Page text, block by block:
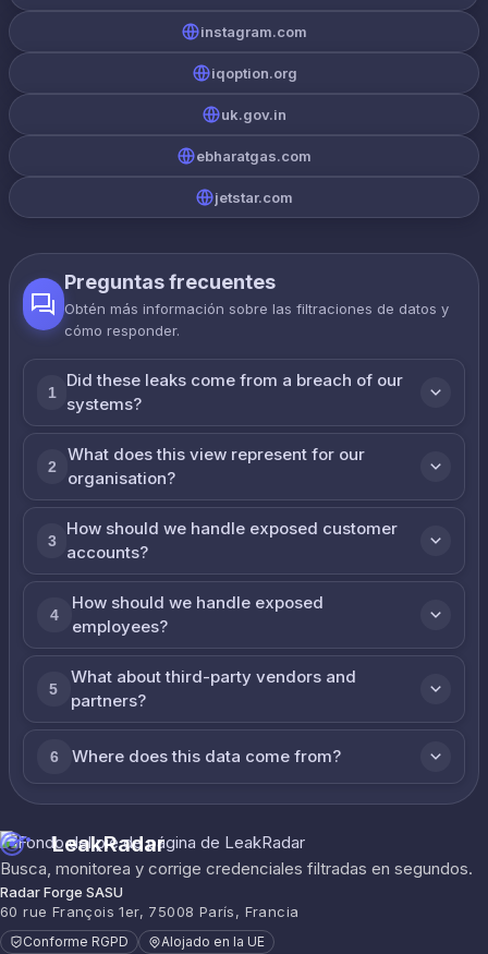
instagram.com
iqoption.org
uk.gov.in
ebharatgas.com
jetstar.com
Preguntas frecuentes
Obtén más información sobre las filtraciones de datos y
cómo responder.
1
Did these leaks come from a breach of our
systems?
2
What does this view represent for our
organisation?
3
How should we handle exposed customer
accounts?
4
How should we handle exposed
employees?
5
What about third-party vendors and
partners?
6 Where does this data come from?
LeakRadar
Busca, monitorea y corrige credenciales filtradas en segundos.
Radar Forge SASU
60 rue François 1er, 75008 París, Francia
Conforme RGPD Alojado en la UE